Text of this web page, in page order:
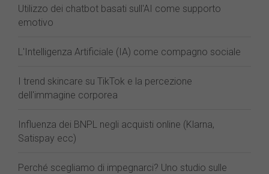
Utilizzo dei chatbot basati sull'AI come supporto
emotivo
L'Intelligenza Artificiale (IA) come compagno sociale
I trend skincare su TikTok e la percezione
dell'immagine corporea
Influenza dei BNPL negli acquisti online (Klarna,
Satispay ecc)
Perché scegliamo di impegnarci? Uno studio sulle